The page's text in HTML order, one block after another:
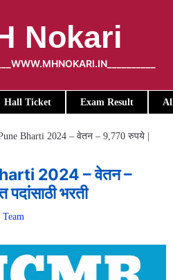
Nokari
Hall Ticket Exam Result
Bharti 2024 – वेतन – 9,770 रुपये |
2024 – वेतन –
भरती